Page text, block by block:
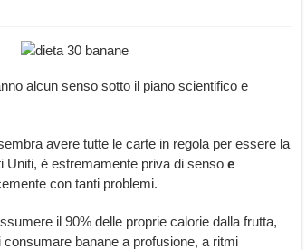
alcun senso sotto il piano scientifico e
avere tutte le carte in regola per essere la
Uniti, è estremamente priva di senso e
con tanti problemi.
il 90% delle proprie calorie dalla frutta,
banane a profusione, a ritmi